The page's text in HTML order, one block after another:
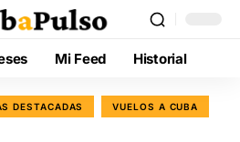
Mi Feed Historial
DESTACADAS VUELOS A CUBA